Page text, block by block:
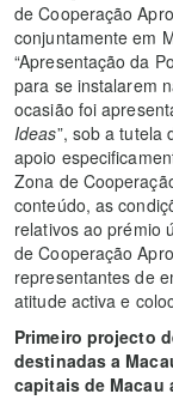
de Cooperação
conjuntamente em
“Apresentação da
para se instalarem
ocasião foi
Ideas”, sob a tutela
apoio
Zona de
conteúdo, as
relativos ao prémio
de Cooperação
representantes de
atitude activa e
Primeiro projecto
destinadas a
capitais de Macau